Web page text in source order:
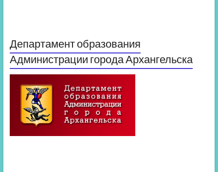
Департамент образования
Администрации города Архангельска